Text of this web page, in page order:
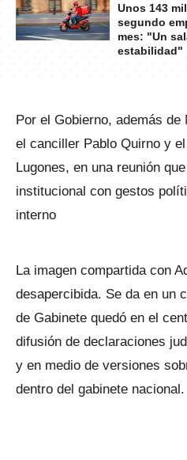
Unos 143
segundo
mes: "Un
estabilidad"
Por el Gobierno, además
el canciller Pablo Quirno y
Lugones, en una reunión
institucional con gestos
interno
La imagen compartida con
desapercibida. Se da en un
de Gabinete quedó en el
difusión de declaraciones
y en medio de versiones
dentro del gabinete nacional.